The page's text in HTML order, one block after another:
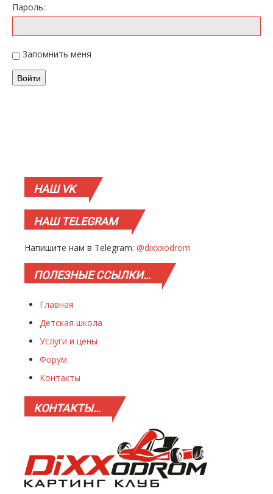
Пароль:
Запомнить меня
Войти
НАШVK
НАШTELEGRAM
Напишите нам в Telegram: @dixxxodrom
ПОЛЕЗНЫЕССЫЛКИ…
Главная
Детская школа
Услуги и цены
Форум
Контакты
КОНТАКТЫ…